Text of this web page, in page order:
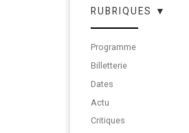
RUBRIQUES ▼
Programme
Billetterie
Dates
Actu
Critiques